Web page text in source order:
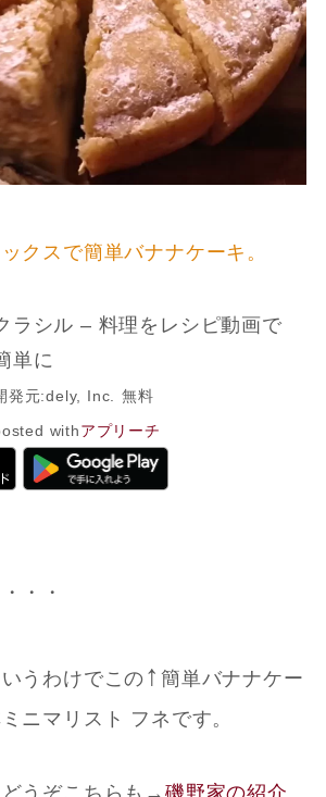
クスで簡単バナナケーキ。
ラシル – 料理をレシピ動画で
単に
発元:dely, Inc. 無料
withアプリーチ
・・
うわけでこの ↑簡単バナナケー
ニマリスト フネです。
うぞこちらも →磯野家の紹介